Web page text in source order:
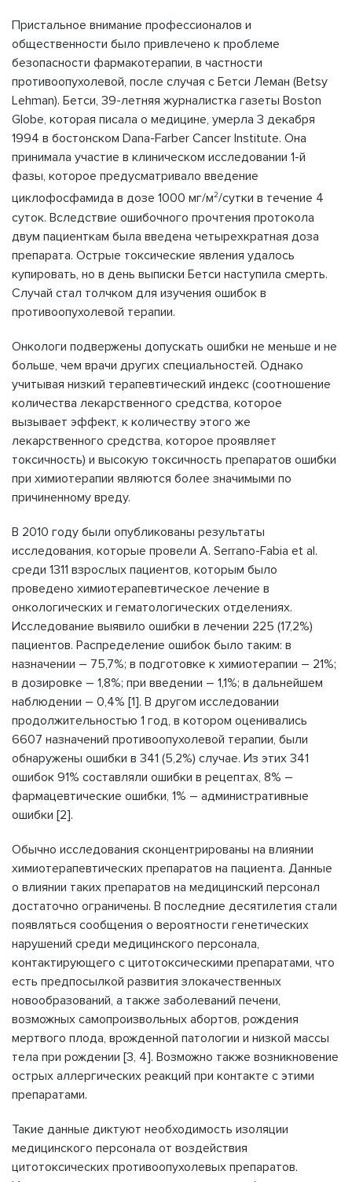
Пристальное внимание профессионалов и
общественности было привлечено к проблеме
безопасности фармакотерапии, в частности
противоопухолевой, после случая с Бетси Леман (Betsy
Lehman). Бетси, 39-летняя журналистка газеты Boston
Globe, которая писала о медицине, умерла 3 декабря
1994 в бостонском Dana-Farber Cancer Institute. Она
принимала участие в клиническом исследовании 1-й
фазы, которое предусматривало введение
циклофосфамида в дозе 1000 мг/м2/сутки в течение 4
суток. Вследствие ошибочного прочтения протокола
двум пациенткам была введена четырехкратная доза
препарата. Острые токсические явления удалось
купировать, но в день выписки Бетси наступила смерть.
Случай стал толчком для изучения ошибок в
противоопухолевой терапии.
Онкологи подвержены допускать ошибки не меньше и не
больше, чем врачи других специальностей. Однако
учитывая низкий терапевтический индекс (соотношение
количества лекарственного средства, которое
вызывает эффект, к количеству этого же
лекарственного средства, которое проявляет
токсичность) и высокую токсичность препаратов ошибки
при химиотерапии являются более значимыми по
причиненному вреду.
В 2010 году были опубликованы результаты
исследования, которые провели A. Serrano-Fabia et al.
среди 1311 взрослых пациентов, которым было
проведено химиотерапевтическое лечение в
онкологических и гематологических отделениях.
Исследование выявило ошибки в лечении 225 (17,2%)
пациентов. Распределение ошибок было таким: в
назначении – 75,7%; в подготовке к химиотерапии – 21%;
в дозировке – 1,8%; при введении – 1,1%; в дальнейшем
наблюдении – 0,4% [1]. В другом исследовании
продолжительностью 1 год, в котором оценивались
6607 назначений противоопухолевой терапии, были
обнаружены ошибки в 341 (5,2%) случае. Из этих 341
ошибок 91% составляли ошибки в рецептах, 8% –
фармацевтические ошибки, 1% – административные
ошибки [2].
Обычно исследования сконцентрированы на влиянии
химиотерапевтических препаратов на пациента. Данные
о влиянии таких препаратов на медицинский персонал
достаточно ограничены. В последние десятилетия стали
появляться сообщения о вероятности генетических
нарушений среди медицинского персонала,
контактирующего с цитотоксическими препаратами, что
есть предпосылкой развития злокачественных
новообразований, а также заболеваний печени,
возможных самопроизвольных абортов, рождения
мертвого плода, врожденной патологии и низкой массы
тела при рождении [3, 4]. Возможно также возникновение
острых аллергических реакций при контакте с этими
препаратами.
Такие данные диктуют необходимость изоляции
медицинского персонала от воздействия
цитотоксических противоопухолевых препаратов.